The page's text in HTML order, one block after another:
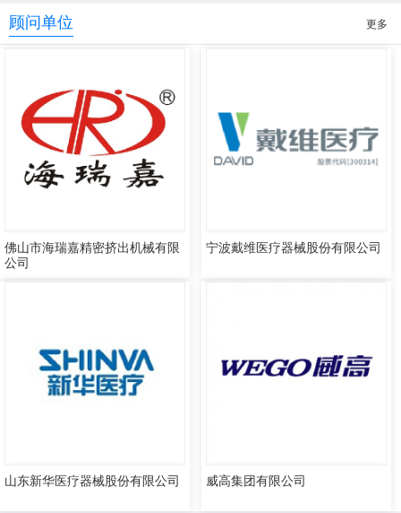
顾问单位 更多
佛山市海瑞嘉精密挤出机械有限
公司
宁波戴维医疗器械股份有限公司
山东新华医疗器械股份有限公司 威高集团有限公司